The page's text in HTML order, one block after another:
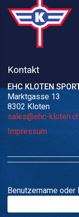
Kontakt
EHC KLOTEN
Marktgasse 13
8302 Kloten
sales@ehc-
Impressum
Benutzername